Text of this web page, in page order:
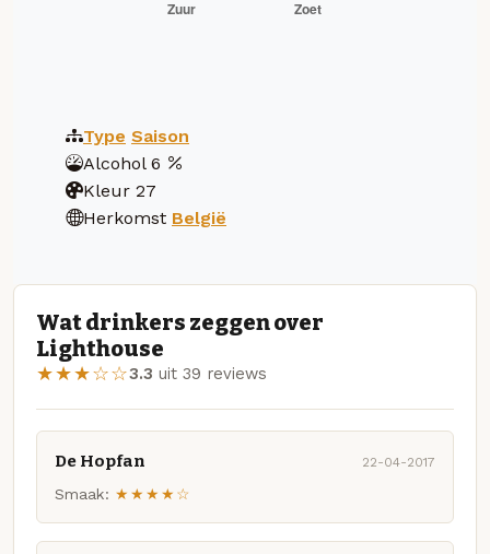
Type Saison
Alcohol 6
Kleur 27
Herkomst België
Wat drinkers zeggen over
Lighthouse
★★★☆☆3.3 uit 39 reviews
De Hopfan 22-04-2017
Smaak: ★★★★☆